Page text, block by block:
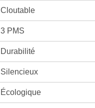
Cloutable
3 PMS
Durabilité
Silencieux
Écologique